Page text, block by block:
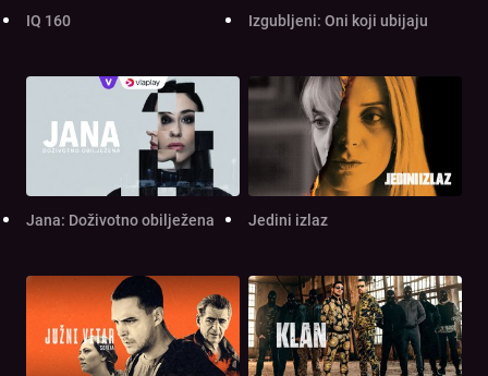
IQ 160 Izgubljeni: Oni koji ubijaju
Jana: Doživotno obilježena Jedini izlaz